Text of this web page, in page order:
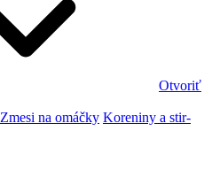
Otvoriť
Zmesi na omáčky Koreniny a stir-